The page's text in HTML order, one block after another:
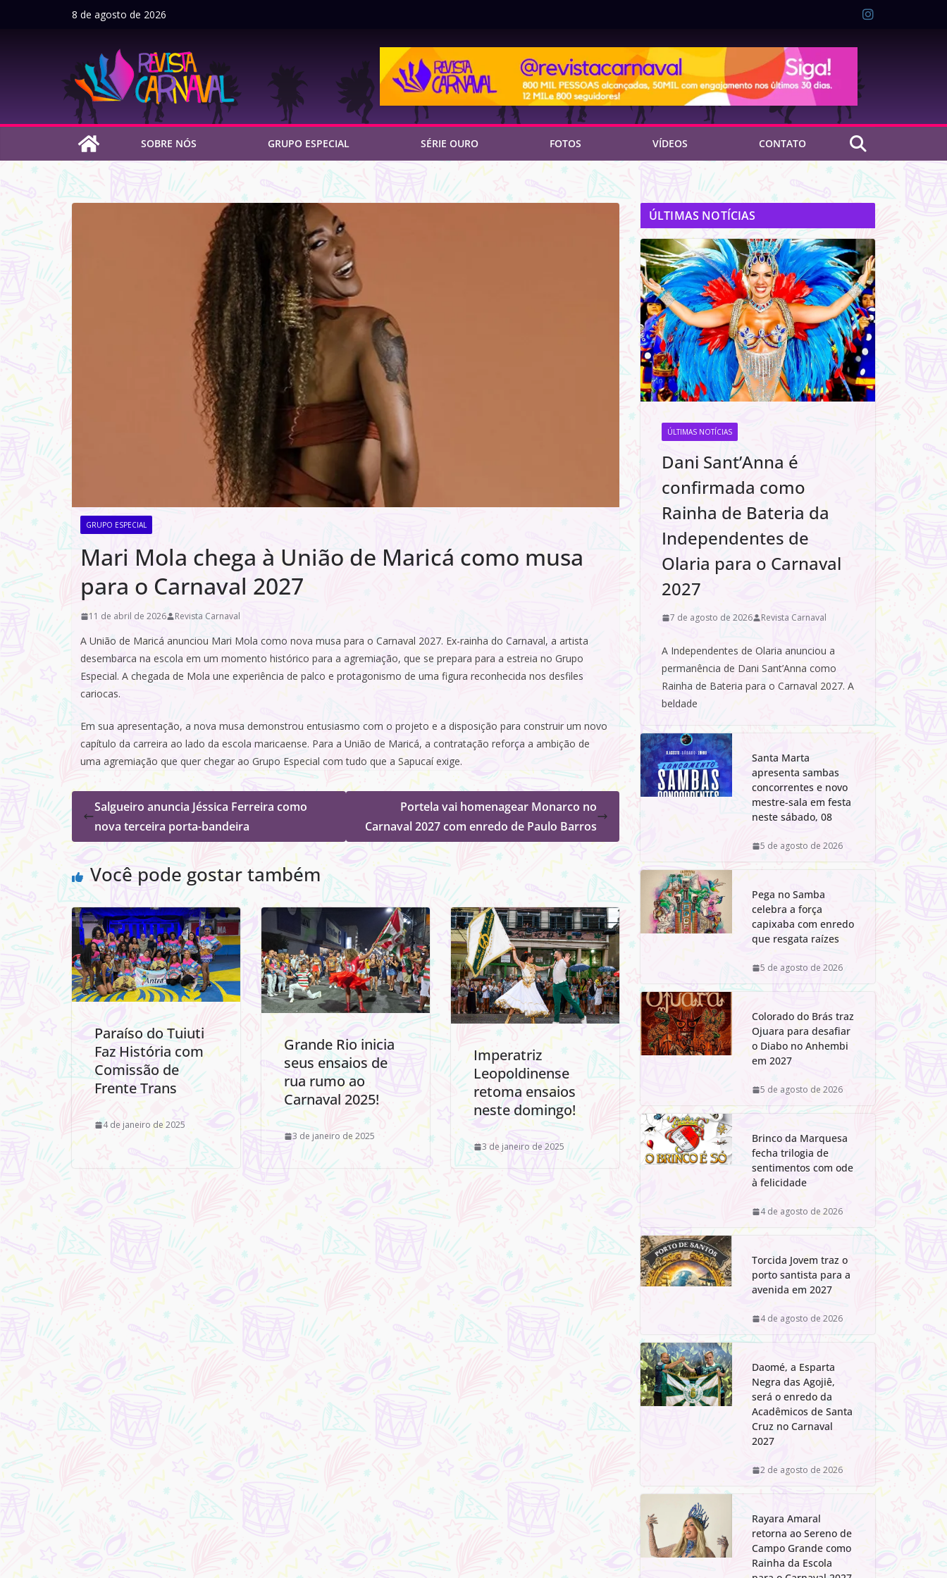
8 de agosto de 2026
SOBRE NÓS GRUPO ESPECIAL SÉRIE OURO FOTOS VÍDEOS CONTATO
GRUPO ESPECIAL
Mari Mola chega à União de Maricá como musa
para o Carnaval 2027
11 de abril de 2026 Revista Carnaval
A União de Maricá anunciou Mari Mola como nova musa para o Carnaval 2027. Ex-rainha do Carnaval, a artista
desembarca na escola em um momento histórico para a agremiação, que se prepara para a estreia no Grupo
Especial. A chegada de Mola une experiência de palco e protagonismo de uma figura reconhecida nos desfiles
cariocas.
Em sua apresentação, a nova musa demonstrou entusiasmo com o projeto e a disposição para construir um novo
capítulo da carreira ao lado da escola maricaense. Para a União de Maricá, a contratação reforça a ambição de
uma agremiação que quer chegar ao Grupo Especial com tudo que a Sapucaí exige.
Salgueiro anuncia Jéssica Ferreira como
nova terceira porta-bandeira
Portela vai homenagear Monarco no
Carnaval 2027 com enredo de Paulo Barros
Você pode gostar também
Paraíso do Tuiuti
Faz História com
Comissão de
Frente Trans
4 de janeiro de 2025
Grande Rio inicia
seus ensaios de
rua rumo ao
Carnaval 2025!
3 de janeiro de 2025
Imperatriz
Leopoldinense
retoma ensaios
neste domingo!
3 de janeiro de 2025
ÚLTIMAS NOTÍCIAS
ÚLTIMAS NOTÍCIAS
Dani Sant’Anna é
confirmada como
Rainha de Bateria da
Independentes de
Olaria para o Carnaval
2027
7 de agosto de 2026 Revista Carnaval
A Independentes de Olaria anunciou a
permanência de Dani Sant’Anna como
Rainha de Bateria para o Carnaval 2027. A
beldade
Santa Marta
apresenta sambas
concorrentes e novo
mestre-sala em festa
neste sábado, 08
5 de agosto de 2026
Pega no Samba
celebra a força
capixaba com enredo
que resgata raízes
5 de agosto de 2026
Colorado do Brás traz
Ojuara para desafiar
o Diabo no Anhembi
em 2027
5 de agosto de 2026
Brinco da Marquesa
fecha trilogia de
sentimentos com ode
à felicidade
4 de agosto de 2026
Torcida Jovem traz o
porto santista para a
avenida em 2027
4 de agosto de 2026
Daomé, a Esparta
Negra das Agojiê,
será o enredo da
Acadêmicos de Santa
Cruz no Carnaval
2027
2 de agosto de 2026
Rayara Amaral
retorna ao Sereno de
Campo Grande como
Rainha da Escola